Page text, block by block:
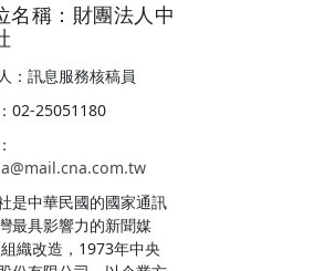
名稱：財團法人中
：訊息服務核稿員
02-25051180
是中華民國的國家通訊
最具影響力的新聞媒
織改造，1973年中央